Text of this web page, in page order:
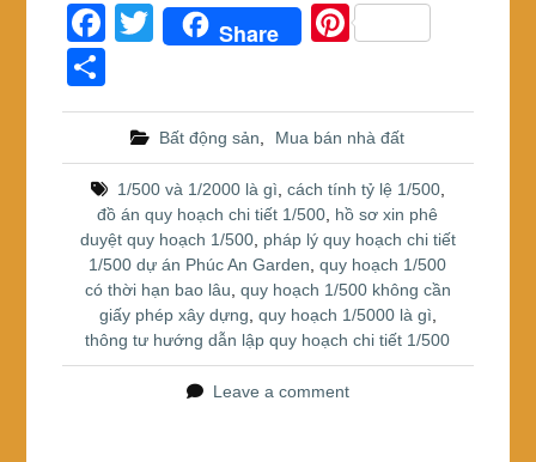
F
a
c
b
o
o
k
T
er
Share
Pi
e
st
h
ar
e
Bất động sản Mua bán nhà đất
1/500 và 1/2000 là gì cách tính tỷ lệ 1/500,
đồ án quy hoạch chi tiết 1/500 hồ sơ xin phê
duyệt quy hoạch 1/500, pháp lý quy hoạch chi tiết
1/500 dự án Phúc An Garden ,quy hoạch 1/500
có thời hạn bao lâu quy hoạch 1/500 không cần
giấy phép xây dựng quy hoạch 1/5000 là gì
thông tư hướng dẫn lập quy hoạch chi tiết 1/500
Leave a comment